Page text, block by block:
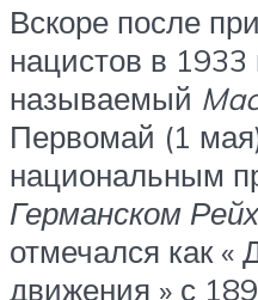
Вскоре после
нацистов в 1933
называемый
Первомай (1
национальным
Германском
отмечался как «
движения » с